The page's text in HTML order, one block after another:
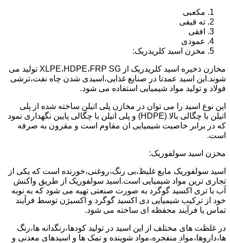
مکعبی
ته قیفی
افقی
عمودی
مخزن اسید کلریدریک:
مخازن ذخیره اسید کلریدریک از XLPE،HDPE،FRP SG تولید می
شوند.این اسید عمدتا در صنایع غذایی،اسیدی شدن چاه نفت،ترشی
فولاد و تولید مواد شیمیایی استفاده می شود.
این نوع اسید را می توان در مخازن پلی اتیلن ساخته شده از پلی
اتیلن با چگالی بالا (HDPE) و پلی اتیلن با چگالی پایین نگهداری نمود
که در برابر خاصیت شیمیایی ان مقاوم است و مقرون به صرفه
است.
مخزن اسید سولفوریک:
اسید سولفوریک مایع غلیظ،بی رنگ،روغنی،خورنده است که یکی از
تجاری ترین مواد شیمیایی است.اسید سولفوریک از طریق واکنش
آب با تری اکسید گوگرد به صورت صنعتی تهیه می شود که به نوبه
خود از ترکیب شیمیایی دی اکسید گوگرد و اکسیژن توسط فرآیند
تماس یا فرآیند محفظه ای ساخته می شود.
در غلظت های مختلف از این اسید در تولید کودها،رنگدانه ها،رنگ
ها،داروها،مواد منفجره،مواد شوینده و نمک ها و اسیدهای معدنی و